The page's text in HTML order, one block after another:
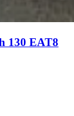
130 EAT8